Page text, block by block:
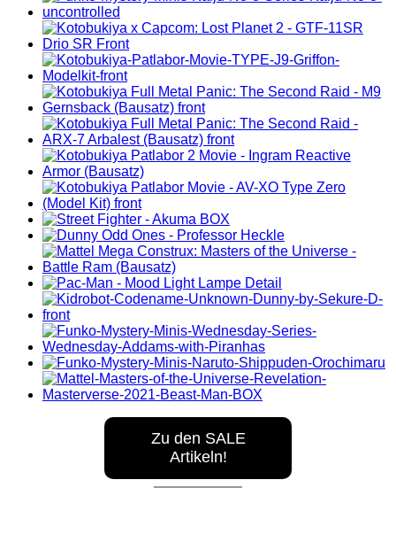
Zu den SALE
Artikeln!